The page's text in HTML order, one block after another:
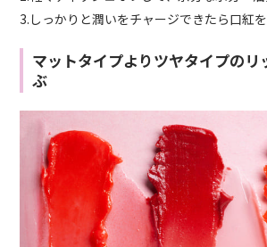
3.しっかりと潤いをチャージできたら口紅
マットタイプよりツヤタイプのリ
ぶ